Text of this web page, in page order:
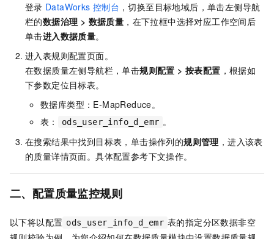
登录 DataWorks 控制台 ，切换至目标地域后，单击左侧导航
栏的数据治理 > 数据质量 ，在下拉框中选择对应工作空间后
单击进入数据质量。
进入表规则配置页面。
在数据质量左侧导航栏，单击规则配置 >按表配置 ，根据如
下参数定位目标表。
数据库类型：E-MapReduce。
表：
ods_user_info_d_emr 。
在搜索结果中找到目标表，单击操作列的规则管理 ，进入该表
的质量详情页面。具体配置参考下文操作。
二、配置质量监控规则
以下将以配置 ods_user_info_d_emr 表的指定分区数据非空